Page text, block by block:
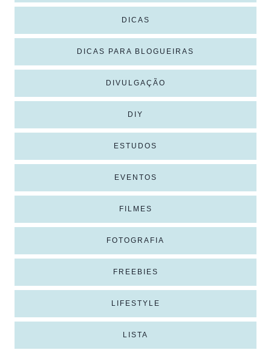
DICAS
DICAS PARA BLOGUEIRAS
DIVULGAÇÃO
DIY
ESTUDOS
EVENTOS
FILMES
FOTOGRAFIA
FREEBIES
LIFESTYLE
LISTA